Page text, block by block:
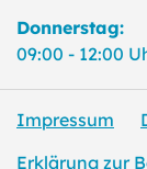
Donnerstag:
09:00 - 12:00
Impressum
Erklärung zur